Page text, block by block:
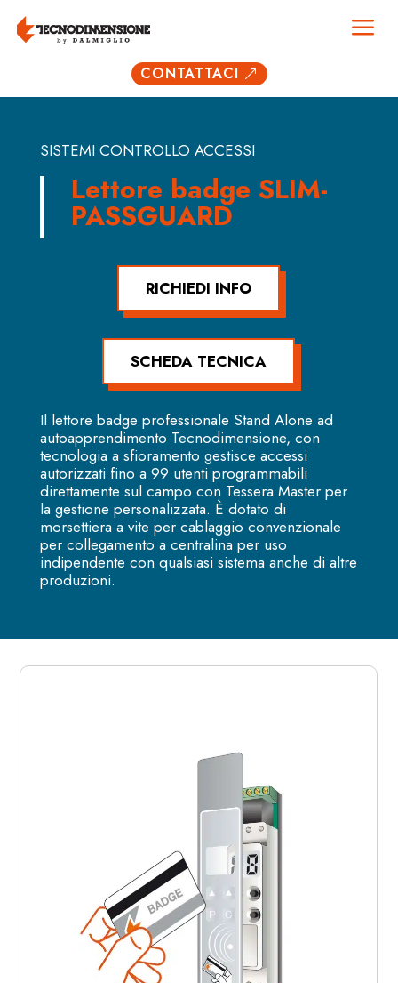
a
CONTATTACI &
SISTEMI CONTROLLO ACCESSI
Lettore badge SLIM-
PASSGUARD
RICHIEDI INFO
SCHEDA TECNICA
Il lettore badge professionale Stand Alone ad
autoapprendimento Tecnodimensione, con
tecnologia a sfioramento gestisce accessi
autorizzati fino a 99 utenti programmabili
direttamente sul campo con Tessera Master per
la gestione personalizzata. È dotato di
morsettiera a vite per cablaggio convenzionale
per collegamento a centralina per uso
indipendente con qualsiasi sistema anche di altre
produzioni.